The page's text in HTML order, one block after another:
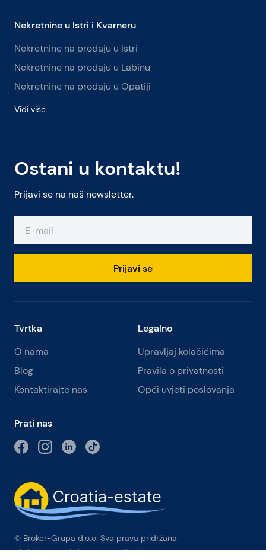
Ostani u kontaktu!
Prijavi se na naš newsletter.
Prijavi se
Nekretnine u Istri i Kvarneru
Nekretnine na prodaju u Istri
Nekretnine na prodaju u Labinu
Nekretnine na prodaju u Opatiji
Vidi više
Tvrtka
O nama
Blog
Kontaktirajte nas
Legalno
Upravljaj kolačićima
Pravila o privatnosti
Opći uvjeti poslovanja
Prati nas
© Broker-Grupa d.o.o. Sva prava pridržana.
Obala kneza Branimira 1, 21000 Split-Phone: +385 98 384 007